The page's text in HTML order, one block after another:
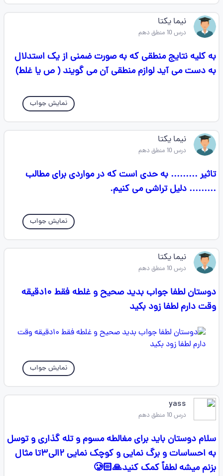
نیما یکتا
درس 10 منطق دهم
به کلیه نتایج منطقی که به صورت ضمنی از یک استدلال
به دست می آید لوازم منطقی آن می گویند ( ص یا غلط)
نمایش جواب
نیما یکتا
درس 10 منطق دهم
تاثیر ......... به حدی است که در مواردی برای مطالب
......... دلیل تراشی می کنیم.
نمایش جواب
نیما یکتا
درس 10 منطق دهم
دوستان لطفا جواب بدید صحیح و غلطه فقط ۱۰دقیقه
وقت دارم لطفا زود بکید
نمایش جواب
yass
درس 10 منطق دهم
سلام دوستان باید برای مغالطه مسوم و تله گذاری و توسل
به احساسات و برگ نمایی و کوچک نمایی ۲الی۳تا مثال
بزنم میشه لطفاً کمک کنید🙏🏻🥲